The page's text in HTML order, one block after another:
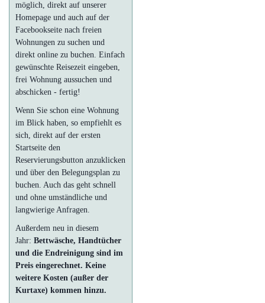
möglich, direkt auf unserer
Homepage und auch auf der
Facebookseite nach freien
Wohnungen zu suchen und
direkt online zu buchen. Einfach
gewünschte Reisezeit eingeben,
frei Wohnung aussuchen und
abschicken - fertig!
Wenn Sie schon eine Wohnung
im Blick haben, so empfiehlt es
sich, direkt auf der ersten
Startseite den
Reservierungsbutton anzuklicken
und über den Belegungsplan zu
buchen. Auch das geht schnell
und ohne umständliche und
langwierige Anfragen.
Außerdem neu in diesem
Jahr: Bettwäsche, Handtücher
und die Endreinigung sind im
Preis eingerechnet. Keine
weitere Kosten (außer der
Kurtaxe) kommen hinzu.